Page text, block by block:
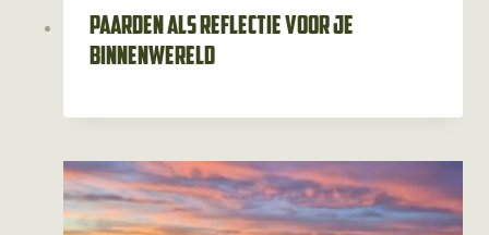
Paarden als reflectie voor je
binnenwereld